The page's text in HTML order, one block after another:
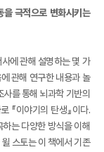
을 극적으로 변화시키는
에 관해 설명하는 몇 가
관해 연구한 내용과 놀
를 통해 뇌과학 기반의
『이야기의 탄생』이다.
는 다양한 방식을 이해
스토는 이 책에서 기존